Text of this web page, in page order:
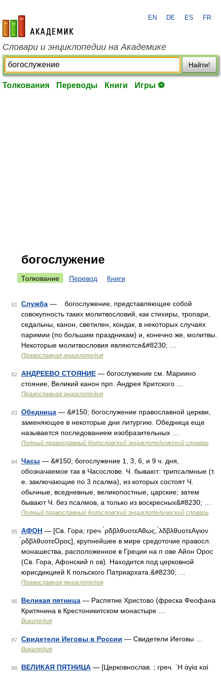
academic.ru
EN DE ES FR
Словари и энциклопедии на Академике
Найти!
Толкования Переводы Книги Игры ⚽
богослужение
Толкование Перевод Книги
81 Служба — богослужение, представляющее собой
совокупность таких молитвословий, как стихиры, тропари,
седальны, канон, светилен, кондак, в некоторых случаях
паримии (по большим праздникам) и, конечно же, молитвы.
Некоторые молитвословия являются&#8230; …
Православная энциклопедия
82 АНДРЕЕВО СТОЯНИЕ — богослужение см. Мариино
стояние, Великий канон прп. Андрея Критского …
Православная энциклопедия
83 Обедница — &#150; богослужение православной церкви,
заменяющее в некоторые дни литургию. Обедница еще
называется последованием изобразительных …
Полный православный богословский энциклопедический словарь
84 Часы — &#150; богослужение 1, 3, 6, и 9 ч. дня,
обозначаемое так в Часослове. Ч. бывают: трипсалмные (т.
е. заключающие по 3 псалма), из которых состоят Ч.
обычные, вседневные, великопостные, царские; затем
бывают Ч. без псалмов, а только из воскресных&#8230; …
Полный православный богословский энциклопедический словарь
85 АФОН — [Св. Гора; греч. ̀ρδβλθυοτεΑθως, ̀λδβλθυοτεΑγιον
̀ρδβλθυοτεΟρος], крупнейшее в мире средоточие правосл.
монашества, расположенное в Греции на п ове Айон Орос
(Св. Гора, Афонский п ов). Находится под церковной
юрисдикцией К польского Патриархата.&#8230; …
Православная энциклопедия
86 Великая пятница — Распятие Христово (фреска Феофана
Критянина в Крестоникитском монастыре …
Википедия
87 Свидетели Иеговы в России — Свидетели Иеговы …
Википедия
88 ВЕЛИКАЯ ПЯТНИЦА — [Церковнослав. ; греч. ῾Η ἁγία καὶ